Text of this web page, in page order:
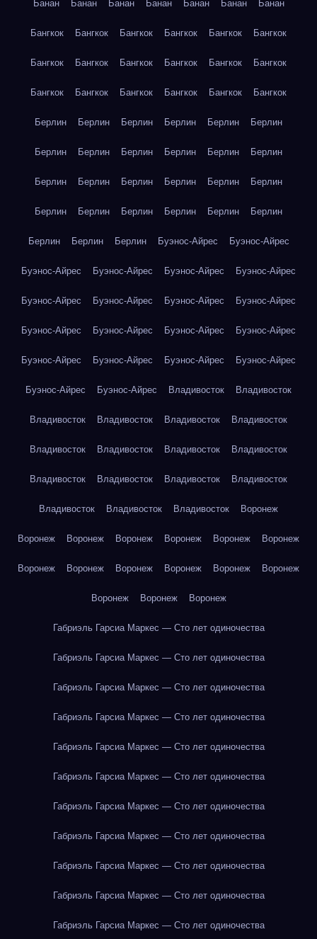
Банан Банан Банан Банан Банан Банан Банан
Бангкок Бангкок Бангкок Бангкок Бангкок Бангкок
Бангкок Бангкок Бангкок Бангкок Бангкок Бангкок
Бангкок Бангкок Бангкок Бангкок Бангкок Бангкок
Берлин Берлин Берлин Берлин Берлин Берлин
Берлин Берлин Берлин Берлин Берлин Берлин
Берлин Берлин Берлин Берлин Берлин Берлин
Берлин Берлин Берлин Берлин Берлин Берлин
Берлин Берлин Берлин Буэнос-Айрес Буэнос-Айрес
Буэнос-Айрес Буэнос-Айрес Буэнос-Айрес Буэнос-Айрес
Буэнос-Айрес Буэнос-Айрес Буэнос-Айрес Буэнос-Айрес
Буэнос-Айрес Буэнос-Айрес Буэнос-Айрес Буэнос-Айрес
Буэнос-Айрес Буэнос-Айрес Буэнос-Айрес Буэнос-Айрес
Буэнос-Айрес Буэнос-Айрес Владивосток Владивосток
Владивосток Владивосток Владивосток Владивосток
Владивосток Владивосток Владивосток Владивосток
Владивосток Владивосток Владивосток Владивосток
Владивосток Владивосток Владивосток Воронеж
Воронеж Воронеж Воронеж Воронеж Воронеж Воронеж
Воронеж Воронеж Воронеж Воронеж Воронеж Воронеж
Воронеж Воронеж Воронеж
Габриэль Гарсиа Маркес — Сто лет одиночества
Габриэль Гарсиа Маркес — Сто лет одиночества
Габриэль Гарсиа Маркес — Сто лет одиночества
Габриэль Гарсиа Маркес — Сто лет одиночества
Габриэль Гарсиа Маркес — Сто лет одиночества
Габриэль Гарсиа Маркес — Сто лет одиночества
Габриэль Гарсиа Маркес — Сто лет одиночества
Габриэль Гарсиа Маркес — Сто лет одиночества
Габриэль Гарсиа Маркес — Сто лет одиночества
Габриэль Гарсиа Маркес — Сто лет одиночества
Габриэль Гарсиа Маркес — Сто лет одиночества